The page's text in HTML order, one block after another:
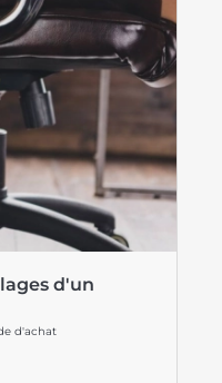
d'un
d'achat